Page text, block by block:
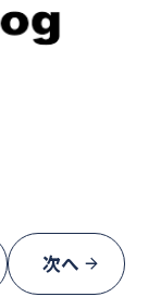
次へ